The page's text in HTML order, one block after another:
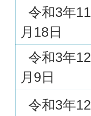
令和3年11
月18日
令和3年12
月9日
令和3年12